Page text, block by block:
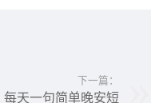
下一篇：
每天一句简单晚安短